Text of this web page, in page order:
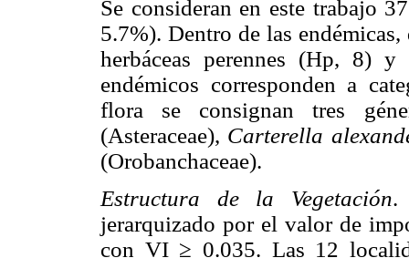
Se consideran en este trabajo
5.7%). Dentro de las
herbáceas perennes (Hp, 8)
endémicos corresponden a
flora se consignan tres
(Asteraceae), Carterella
(Orobanchaceae).
Estructura de la Vegetación
jerarquizado por el valor de
con VI ≥ 0.035. Las 12